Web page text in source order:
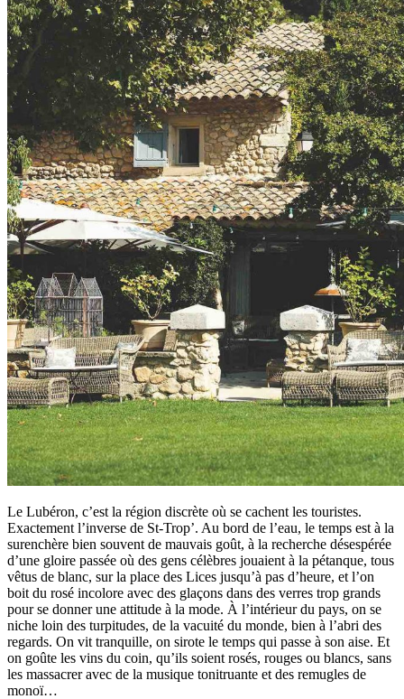
Le Lubéron, c’est la région discrète où se cachent les touristes.
Exactement l’inverse de St-Trop’. Au bord de l’eau, le temps est à la
surenchère bien souvent de mauvais goût, à la recherche désespérée
d’une gloire passée où des gens célèbres jouaient à la pétanque, tous
vêtus de blanc, sur la place des Lices jusqu’à pas d’heure, et l’on
boit du rosé incolore avec des glaçons dans des verres trop grands
pour se donner une attitude à la mode. À l’intérieur du pays, on se
niche loin des turpitudes, de la vacuité du monde, bien à l’abri des
regards. On vit tranquille, on sirote le temps qui passe à son aise. Et
on goûte les vins du coin, qu’ils soient rosés, rouges ou blancs, sans
les massacrer avec de la musique tonitruante et des remugles de
monoï…